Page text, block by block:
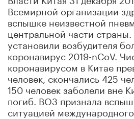
Всемирной организации
вспышке неизвестной
центральной части
установили возбудителя
коронавирус 2019-nCoV.
коронавирусом в Китае
человек, скончались 425
150 человек заболели вне
погиб. ВОЗ признала
ситуацией международного